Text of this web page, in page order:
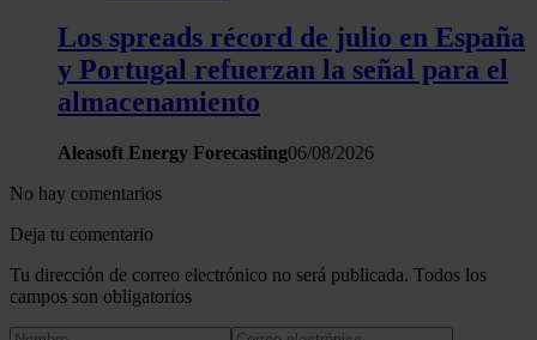
Los spreads récord de julio en España
y Portugal refuerzan la señal para el
almacenamiento
Aleasoft Energy Forecasting06/08/2026
No hay comentarios
Deja tu comentario
Tu dirección de correo electrónico no será publicada. Todos los
campos son obligatorios